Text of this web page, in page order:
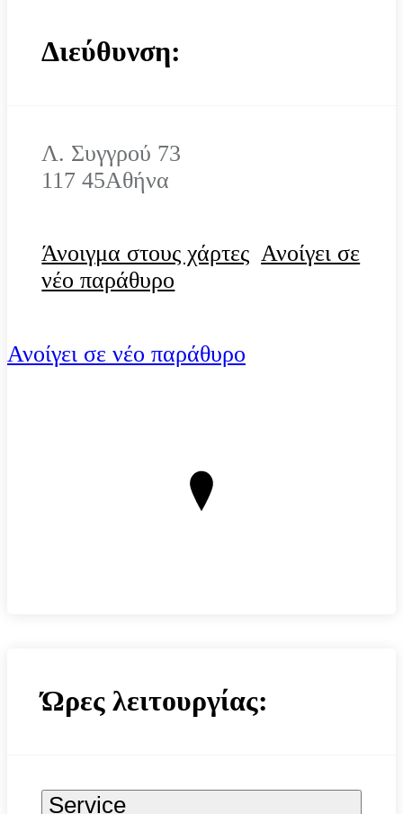
Διεύθυνση:
Λ. Συγγρού 73
117 45Αθήνα
Άνοιγμα στους χάρτες Ανοίγει σε
νέο παράθυρο
Ανοίγει σε νέο παράθυρο
Ώρες λειτουργίας:
Service